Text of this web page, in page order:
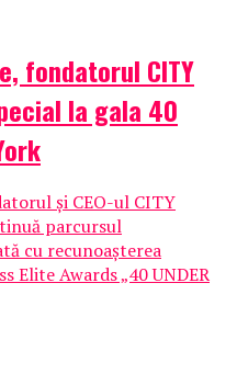
fondatorul CITY
la gala 40
și CEO-ul CITY
parcursul
cu recunoașterea
Elite Awards „40 UNDER